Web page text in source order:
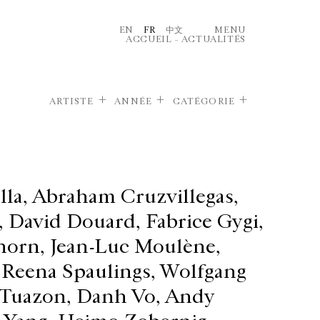
EN FR 中文
MENU
ACCUEIL – ACTUALITÉS
ARTISTE ANNÉE CATÉGORIE
Abraham Cruzvillegas,
Douard, Fabrice Gygi,
Jean-Luc Moulène,
Spaulings, Wolfgang
Danh Vo, Andy